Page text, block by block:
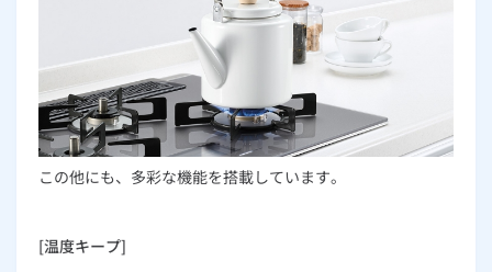
この他にも、多彩な機能を搭載しています。
[温度キープ]